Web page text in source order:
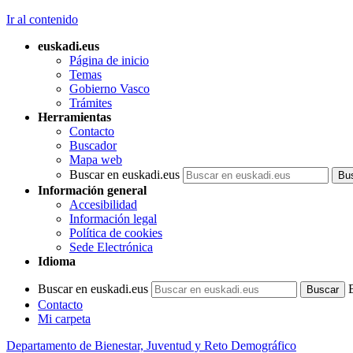
Ir al contenido
euskadi.eus
Página de inicio
Temas
Gobierno Vasco
Trámites
Herramientas
Contacto
Buscador
Mapa web
Buscar en euskadi.eus
Información general
Accesibilidad
Información legal
Política de cookies
Sede Electrónica
Idioma
Buscar en euskadi.eus
Contacto
Mi carpeta
Departamento de Bienestar, Juventud y Reto Demográfico